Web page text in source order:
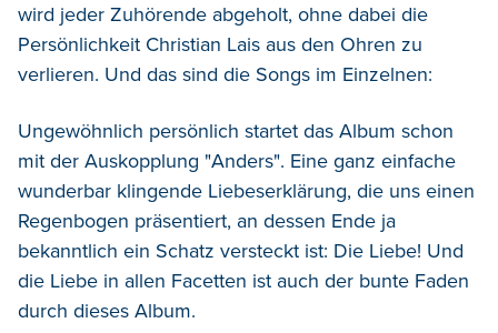
wird jeder Zuhörende abgeholt, ohne dabei die
Persönlichkeit Christian Lais aus den Ohren zu
verlieren. Und das sind die Songs im Einzelnen:
Ungewöhnlich persönlich startet das Album schon
mit der Auskopplung "Anders". Eine ganz einfache
wunderbar klingende Liebeserklärung, die uns einen
Regenbogen präsentiert, an dessen Ende ja
bekanntlich ein Schatz versteckt ist: Die Liebe! Und
die Liebe in allen Facetten ist auch der bunte Faden
durch dieses Album.